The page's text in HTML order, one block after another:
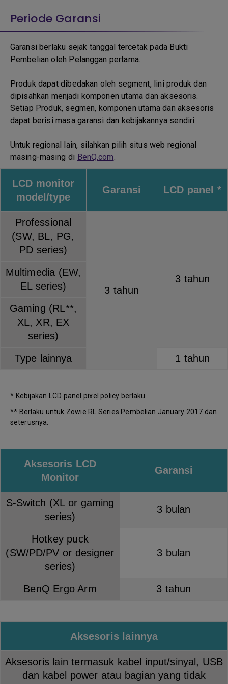
Periode Garansi
Garansi berlaku sejak tanggal tercetak pada Bukti
Pembelian oleh Pelanggan pertama.
Produk dapat dibedakan oleh segment, lini produk dan
dipisahkan menjadi komponen utama dan aksesoris.
Setiap Produk, segmen, komponen utama dan aksesoris
dapat berisi masa garansi dan kebijakannya sendiri.
Untuk regional lain, silahkan pilih situs web regional
masing-masing di BenQ.com.
LCD monitor
model/type
Garansi LCD panel *
Professional
(SW, BL, PG,
PD series)
3 tahun
3 tahun
Multimedia (EW,
EL series)
Gaming (RL**,
XL, XR, EX
series)
Type lainnya
1 tahun
* Kebijakan LCD panel pixel policy berlaku
** Berlaku untuk Zowie RL Series Pembelian January 2017 dan
seterusnya.
Aksesoris LCD
Monitor
Garansi
S-Switch (XL or gaming
series)
3 bulan
Hotkey puck
(SW/PD/PV or designer
series)
3 bulan
BenQ Ergo Arm 3 tahun
Aksesoris lainnya
Aksesoris lain termasuk kabel input/sinyal, USB
dan kabel power atau bagian yang tidak